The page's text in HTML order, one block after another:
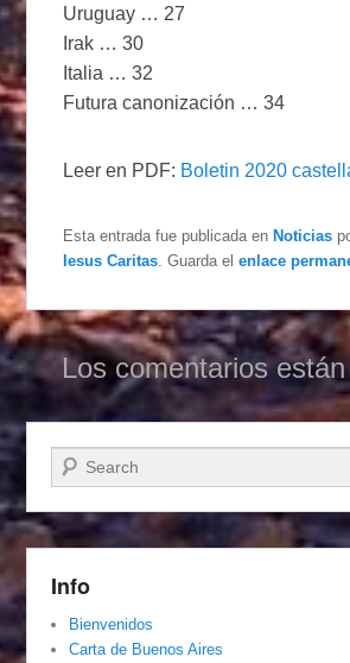
Uruguay … 27
Irak … 30
Italia … 32
Futura canonización … 34
Leer en PDF: Boletin 2020
Esta entrada fue publicada en Noticias
Iesus Caritas. Guarda elenlace
Los comentarios
Buscar
Info
Bienvenidos
Carta de Buenos Aires